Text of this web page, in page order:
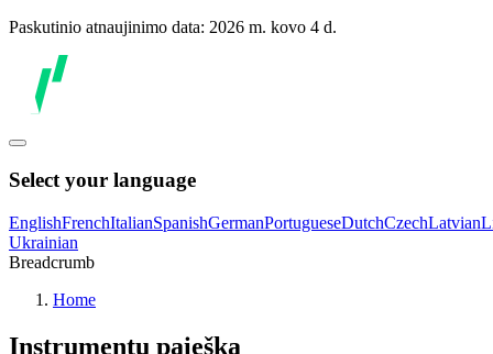
Paskutinio atnaujinimo data: 2026 m. kovo 4 d.
Select your language
EnglishFrenchItalianSpanishGermanPortugueseDutchCzechLatvian
Ukrainian
Breadcrumb
Home
Instrumentų paieška